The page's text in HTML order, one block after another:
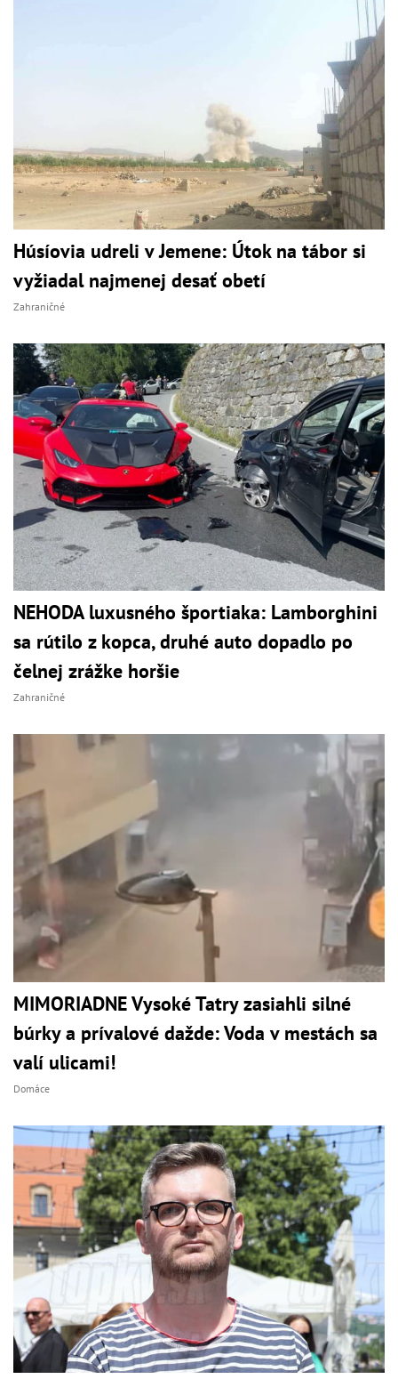
Húsíovia udreli v Jemene: Útok na tábor si
vyžiadal najmenej desať obetí
Zahraničné
NEHODA luxusného športiaka: Lamborghini
sa rútilo z kopca, druhé auto dopadlo po
čelnej zrážke horšie
Zahraničné
MIMORIADNE Vysoké Tatry zasiahli silné
búrky a prívalové dažde: Voda v mestách sa
valí ulicami!
Domáce